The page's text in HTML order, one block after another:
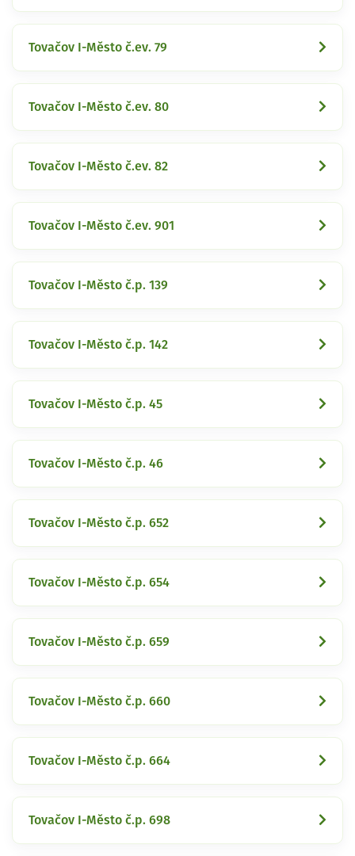
Tovačov I-Město č.ev. 79
Tovačov I-Město č.ev. 80
Tovačov I-Město č.ev. 82
Tovačov I-Město č.ev. 901
Tovačov I-Město č.p. 139
Tovačov I-Město č.p. 142
Tovačov I-Město č.p. 45
Tovačov I-Město č.p. 46
Tovačov I-Město č.p. 652
Tovačov I-Město č.p. 654
Tovačov I-Město č.p. 659
Tovačov I-Město č.p. 660
Tovačov I-Město č.p. 664
Tovačov I-Město č.p. 698